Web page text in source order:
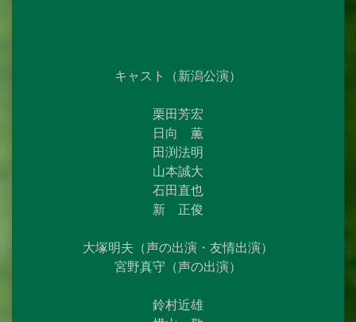
キャスト（新潟公演）
栗田芳宏
日向 薫
田渕法明
山本誠大
石田直也
新 正俊
大塚明夫（声の出演・友情出演）
宮野真守（声の出演）
鈴村近雄